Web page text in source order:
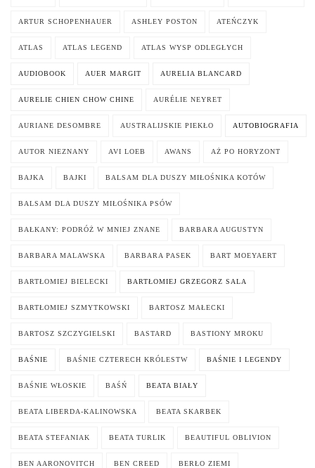
ARTUR SCHOPENHAUER ASHLEY POSTON ATEŃCZYK
ATLAS ATLAS LEGEND ATLAS WYSP ODLEGŁYCH
AUDIOBOOK AUER MARGIT AURELIA BLANCARD
AURELIE CHIEN CHOW CHINE AURÉLIE NEYRET
AURIANE DESOMBRE AUSTRALIJSKIE PIEKŁO AUTOBIOGRAFIA
AUTOR NIEZNANY AVI LOEB AWANS AŻ PO HORYZONT
BAJKA BAJKI BALSAM DLA DUSZY MIŁOŚNIKA KOTÓW
BALSAM DLA DUSZY MIŁOŚNIKA PSÓW
BAŁKANY: PODRÓŻ W MNIEJ ZNANE BARBARA AUGUSTYN
BARBARA MALAWSKA BARBARA PASEK BART MOEYAERT
BARTŁOMIEJ BIELECKI BARTŁOMIEJ GRZEGORZ SALA
BARTŁOMIEJ SZMYTKOWSKI BARTOSZ MAŁECKI
BARTOSZ SZCZYGIELSKI BASTARD BASTIONY MROKU
BAŚNIE BAŚNIE CZTERECH KRÓLESTW BAŚNIE I LEGENDY
BAŚNIE WŁOSKIE BAŚŃ BEATA BIAŁY
BEATA LIBERDA-KALINOWSKA BEATA SKARBEK
BEATA STEFANIAK BEATA TURLIK BEAUTIFUL OBLIVION
BEN AARONOVITCH BEN CREED BERŁO ZIEMI